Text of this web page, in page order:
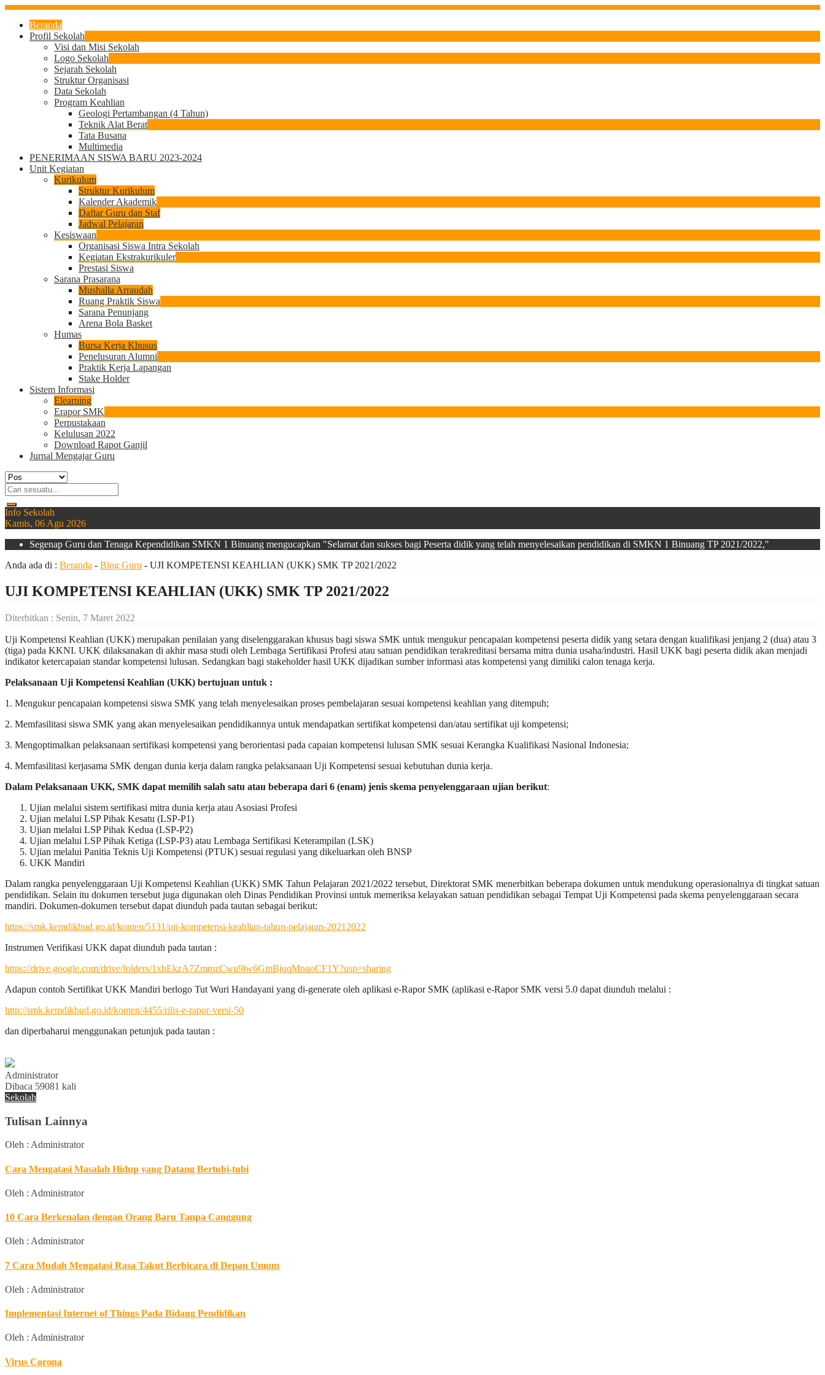
Beranda
Profil Sekolah
Visi dan Misi Sekolah
Logo Sekolah
Sejarah Sekolah
Struktur Organisasi
Data Sekolah
Program Keahlian
Geologi Pertambangan (4 Tahun)
Teknik Alat Berat
Tata Busana
Multimedia
PENERIMAAN SISWA BARU 2023-2024
Unit Kegiatan
Kurikulum
Struktur Kurikulum
Kalender Akademik
Daftar Guru dan Staf
Jadwal Pelajaran
Kesiswaan
Organisasi Siswa Intra Sekolah
Kegiatan Ekstrakurikuler
Prestasi Siswa
Sarana Prasarana
Mushalla Arraudah
Ruang Praktik Siswa
Sarana Penunjang
Arena Bola Basket
Humas
Bursa Kerja Khusus
Penelusuran Alumni
Praktik Kerja Lapangan
Stake Holder
Sistem Informasi
Elearning
Erapor SMK
Perpustakaan
Kelulusan 2022
Download Rapot Ganjil
Jurnal Mengajar Guru
Info Sekolah
Kamis, 06 Agu 2026
Segenap Guru dan Tenaga Kependidikan SMKN 1 Binuang mengucapkan "Selamat dan sukses bagi Peserta didik yang telah menyelesaikan pendidikan di SMKN 1 Binuang TP 2021/2022,"
Anda ada di : Beranda - Blog Guru - UJI KOMPETENSI KEAHLIAN (UKK) SMK TP 2021/2022
UJI KOMPETENSI KEAHLIAN (UKK) SMK TP 2021/2022
Diterbitkan : Senin, 7 Maret 2022
Uji Kompetensi Keahlian (UKK) merupakan penilaian yang diselenggarakan khusus bagi siswa SMK untuk mengukur pencapaian kompetensi peserta didik yang setara dengan kualifikasi jenjang 2 (dua) atau 3
(tiga) pada KKNI. UKK dilaksanakan di akhir masa studi oleh Lembaga Sertifikasi Profesi atau satuan pendidikan terakreditasi bersama mitra dunia usaha/industri. Hasil UKK bagi peserta didik akan menjadi
indikator ketercapaian standar kompetensi lulusan. Sedangkan bagi stakeholder hasil UKK dijadikan sumber informasi atas kompetensi yang dimiliki calon tenaga kerja.
Pelaksanaan Uji Kompetensi Keahlian (UKK) bertujuan untuk :
1. Mengukur pencapaian kompetensi siswa SMK yang telah menyelesaikan proses pembelajaran sesuai kompetensi keahlian yang ditempuh;
2. Memfasilitasi siswa SMK yang akan menyelesaikan pendidikannya untuk mendapatkan sertifikat kompetensi dan/atau sertifikat uji kompetensi;
3. Mengoptimalkan pelaksanaan sertifikasi kompetensi yang berorientasi pada capaian kompetensi lulusan SMK sesuai Kerangka Kualifikasi Nasional Indonesia;
4. Memfasilitasi kerjasama SMK dengan dunia kerja dalam rangka pelaksanaan Uji Kompetensi sesuai kebutuhan dunia kerja.
Dalam Pelaksanaan UKK, SMK dapat memilih salah satu atau beberapa dari 6 (enam) jenis skema penyelenggaraan ujian berikut:
Ujian melalui sistem sertifikasi mitra dunia kerja atau Asosiasi Profesi
Ujian melalui LSP Pihak Kesatu (LSP-P1)
Ujian melalui LSP Pihak Kedua (LSP-P2)
Ujian melalui LSP Pihak Ketiga (LSP-P3) atau Lembaga Sertifikasi Keterampilan (LSK)
Ujian melalui Panitia Teknis Uji Kompetensi (PTUK) sesuai regulasi yang dikeluarkan oleh BNSP
UKK Mandiri
Dalam rangka penyelenggaraan Uji Kompetensi Keahlian (UKK) SMK Tahun Pelajaran 2021/2022 tersebut, Direktorat SMK menerbitkan beberapa dokumen untuk mendukung operasionalnya di tingkat satuan
pendidikan. Selain itu dokumen tersebut juga digunakan oleh Dinas Pendidikan Provinsi untuk memeriksa kelayakan satuan pendidikan sebagai Tempat Uji Kompetensi pada skema penyelenggaraan secara
mandiri. Dokumen-dokumen tersebut dapat diunduh pada tautan sebagai berikut:
https://smk.kemdikbud.go.id/konten/5131/uji-kompetensi-keahlian-tahun-pelajaran-20212022
Instrumen Verifikasi UKK dapat diunduh pada tautan :
https://drive.google.com/drive/folders/1xhEkzA7ZmmzCwu9lw6GmBjuqMnqoCF1Y?usp=sharing
Adapun contoh Sertifikat UKK Mandiri berlogo Tut Wuri Handayani yang di-generate oleh aplikasi e-Rapor SMK (aplikasi e-Rapor SMK versi 5.0 dapat diunduh melalui :
http://smk.kemdikbud.go.id/konten/4455/rilis-e-rapor-versi-50
dan diperbaharui menggunakan petunjuk pada tautan :
Administrator
Dibaca 59081 kali
Sekolah
Tulisan Lainnya
Oleh : Administrator
Cara Mengatasi Masalah Hidup yang Datang Bertubi-tubi
Oleh : Administrator
10 Cara Berkenalan dengan Orang Baru Tanpa Canggung
Oleh : Administrator
7 Cara Mudah Mengatasi Rasa Takut Berbicara di Depan Umum
Oleh : Administrator
Implementasi Internet of Things Pada Bidang Pendidikan
Oleh : Administrator
Virus Corona